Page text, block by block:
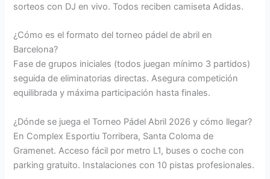
sorteos con DJ en vivo. Todos reciben camiseta Adidas.
¿Cómo es el formato del torneo pádel de abril en
Barcelona?
Fase de grupos iniciales (todos juegan mínimo 3 partidos)
seguida de eliminatorias directas. Asegura competición
equilibrada y máxima participación hasta finales.
¿Dónde se juega el Torneo Pádel Abril 2026 y cómo llegar?
En Complex Esportiu Torribera, Santa Coloma de
Gramenet. Acceso fácil por metro L1, buses o coche con
parking gratuito. Instalaciones con 10 pistas profesionales.